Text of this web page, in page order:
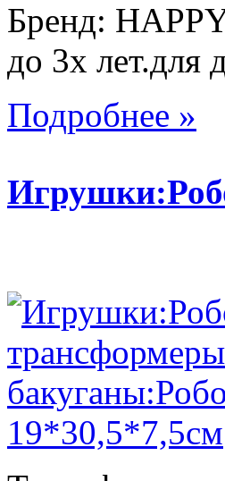
Бренд:
до 3х лет.для
Подробнее »